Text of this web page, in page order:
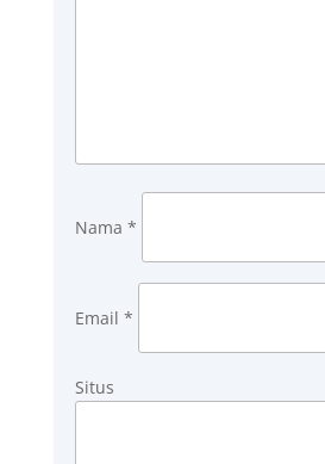
Nama *
Email *
Situs